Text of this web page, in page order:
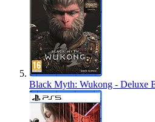
Black Myth: Wukong - Deluxe